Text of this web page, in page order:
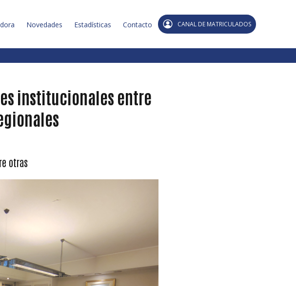
Novedades Estadísticas Contacto CANAL DE MATRICULADOS
institucionales entre
otras